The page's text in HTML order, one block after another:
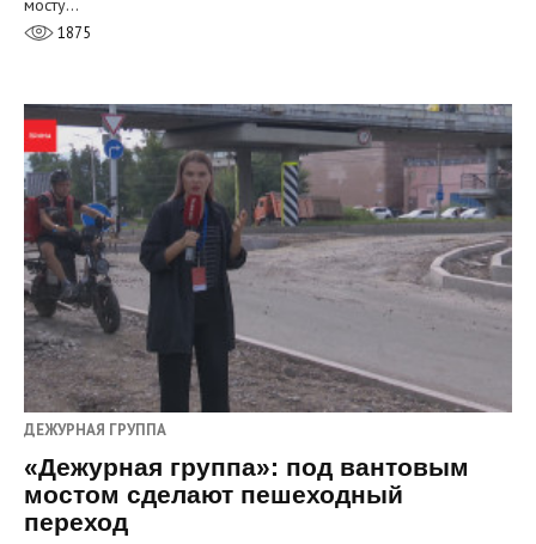
мосту…
1875
ДЕЖУРНАЯ ГРУППА
«Дежурная группа»: под вантовым
мостом сделают пешеходный
переход